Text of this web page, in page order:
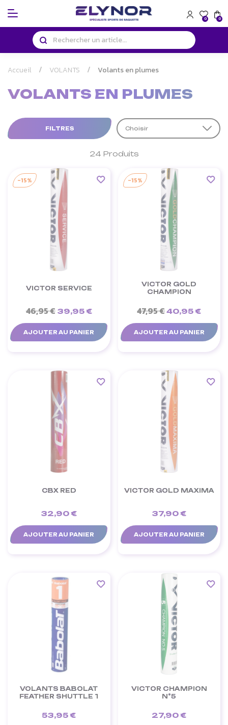
Panneau de gestion des cookies
0 0
Accueil VOLANTS Volants en plumes
VOLANTS EN PLUMES
24 Produits
Choisir
FILTRES
VICTOR SERVICE
46,95 € 39,95 €
AJOUTER AU PANIER
-15%
VICTOR GOLD
CHAMPION
47,95 €40,95 €
AJOUTER AU PANIER
-15%
CBX RED
32,90 €
AJOUTER AU PANIER
VICTOR GOLD MAXIMA
37,90 €
AJOUTER AU PANIER
VOLANTS BABOLAT
FEATHER SHUTTLE 1
53,95 €
VICTOR CHAMPION
N°5
27,90 €